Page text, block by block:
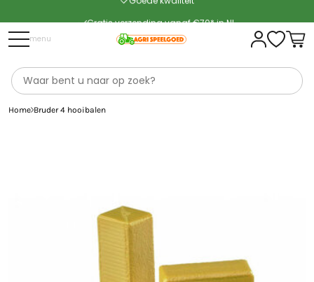
Snelle levering
menu
Home Bruder 4 hooibalen